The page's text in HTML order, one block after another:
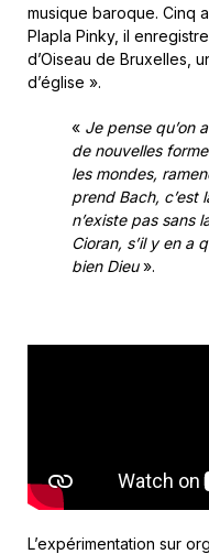
musique baroque. Cinq
Plapla Pinky, il enregistre
d’Oiseau de Bruxelles,
d’église ».
« Je pense qu’on
de nouvelles
les mondes,
prend Bach, c’est
n’existe pas sans
Cioran, s’il y en a
bien Dieu».
L’expérimentation sur